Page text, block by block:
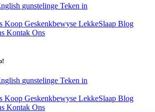
gunstelinge Teken in
Koop Geskenkbewyse LekkeSlaap Blog
Kontak Ons
gunstelinge Teken in
Koop Geskenkbewyse LekkeSlaap Blog
Kontak Ons